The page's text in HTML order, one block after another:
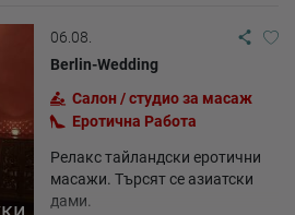
06.08.
Berlin-Wedding
Салон / студио за масаж
Еротична Работа
Релакс тайландски еротични
масажи. Търсят се азиатски
дами.